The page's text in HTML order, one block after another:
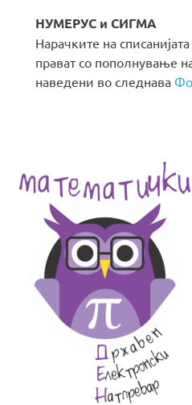
НУМЕРУС и СИГМА
Нарачките на
прават со пополнување
наведени во следнава